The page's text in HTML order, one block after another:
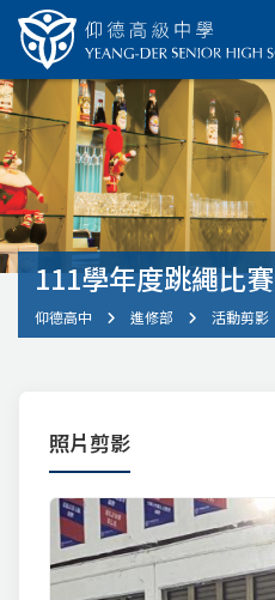
111學年度跳繩比賽
仰德高中 進修部 活動剪影
照片剪影